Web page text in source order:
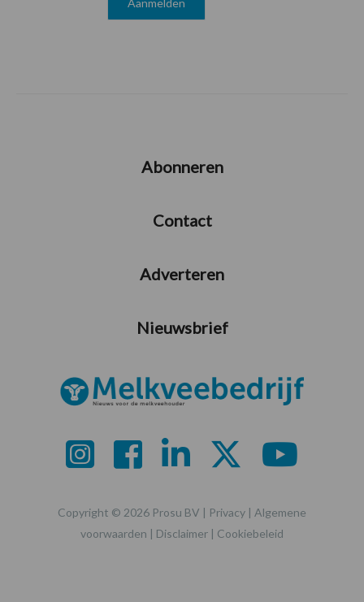
Abonneren
Contact
Adverteren
Nieuwsbrief
Copyright © 2026 Prosu BV | Privacy | Algemene
voorwaarden | Disclaimer | Cookiebeleid